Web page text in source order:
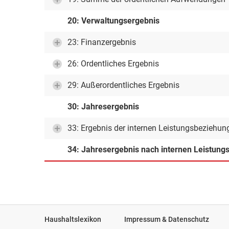
20: Verwaltungsergebnis
23: Finanzergebnis
26: Ordentliches Ergebnis
29: Außerordentliches Ergebnis
30: Jahresergebnis
33: Ergebnis der internen
34: Jahresergebnis nach internen
Haushaltslexikon Impressum & Datenschutz